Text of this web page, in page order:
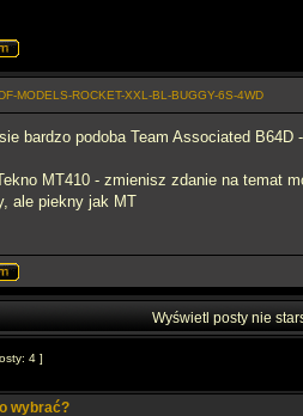
MODELS-ROCKET-XXL-BL-BUGGY-6S-4WD
bardzo podoba Team Associated
MT410 - zmienisz zdanie na temat
ale piekny jak MT
Wyświetl posty nie
4 ]
wybrać?